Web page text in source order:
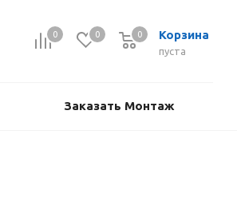
0 0 Корзина
пуста
0
Заказать Монтаж